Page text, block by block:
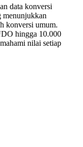
data konversi
menunjukkan
konversi umum.
hingga 10.000
nilai setiap